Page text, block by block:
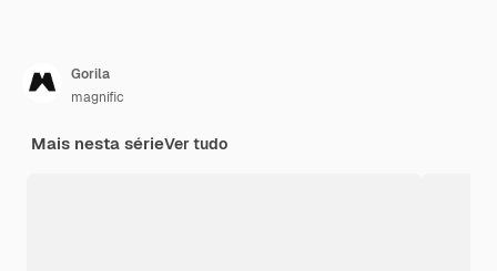
Gorila
magnific
Mais nesta sérieVer tudo